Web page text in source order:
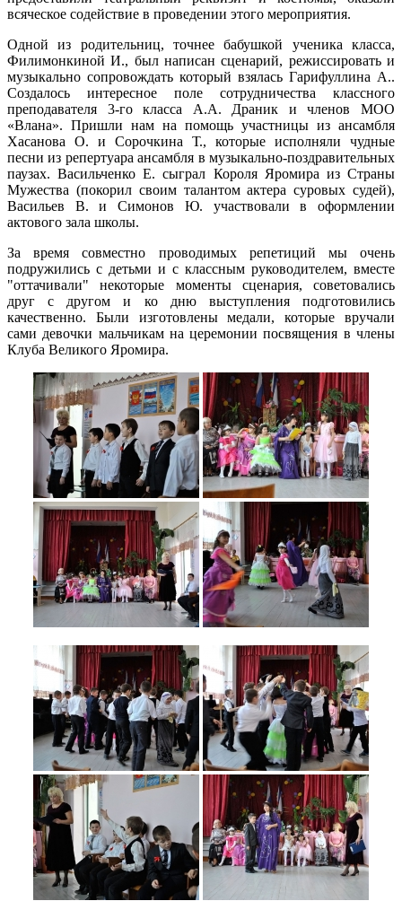
всяческое содействие в проведении этого мероприятия.
Одной из родительниц, точнее бабушкой ученика класса,
Филимонкиной И., был написан сценарий, режиссировать и
музыкально сопровождать который взялась Гарифуллина А..
Создалось интересное поле сотрудничества классного
преподавателя 3-го класса А.А. Драник и членов МОО
«Влана». Пришли нам на помощь участницы из ансамбля
Хасанова О. и Сорочкина Т., которые исполняли чудные
песни из репертуара ансамбля в музыкально-поздравительных
паузах. Васильченко Е. сыграл Короля Яромира из Страны
Мужества (покорил своим талантом актера суровых судей),
Васильев В. и Симонов Ю. участвовали в оформлении
актового зала школы.
За время совместно проводимых репетиций мы очень
подружились с детьми и с классным руководителем, вместе
"оттачивали" некоторые моменты сценария, советовались
друг с другом и ко дню выступления подготовились
качественно. Были изготовлены медали, которые вручали
сами девочки мальчикам на церемонии посвящения в члены
Клуба Великого Яромира.